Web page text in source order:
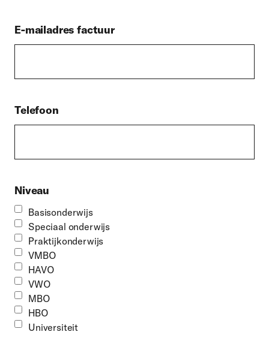
E-mailadres factuur
Telefoon
Niveau
Basisonderwijs
Speciaal onderwijs
Praktijkonderwijs
VMBO
HAVO
VWO
MBO
HBO
Universiteit